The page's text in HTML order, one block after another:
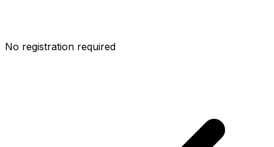
No registration required